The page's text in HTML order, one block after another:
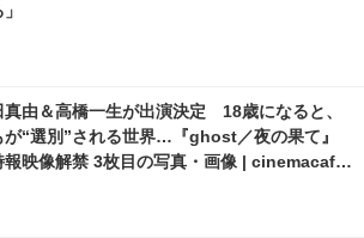
真由＆高橋一生が出演決定 18歳になると、
が“選別”される世界…『ghost／夜の果て』
映像解禁 3枚目の写真・画像 | cinemacafe.